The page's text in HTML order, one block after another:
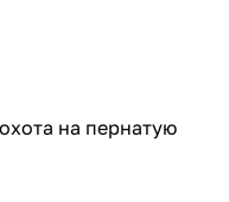
на пернатую